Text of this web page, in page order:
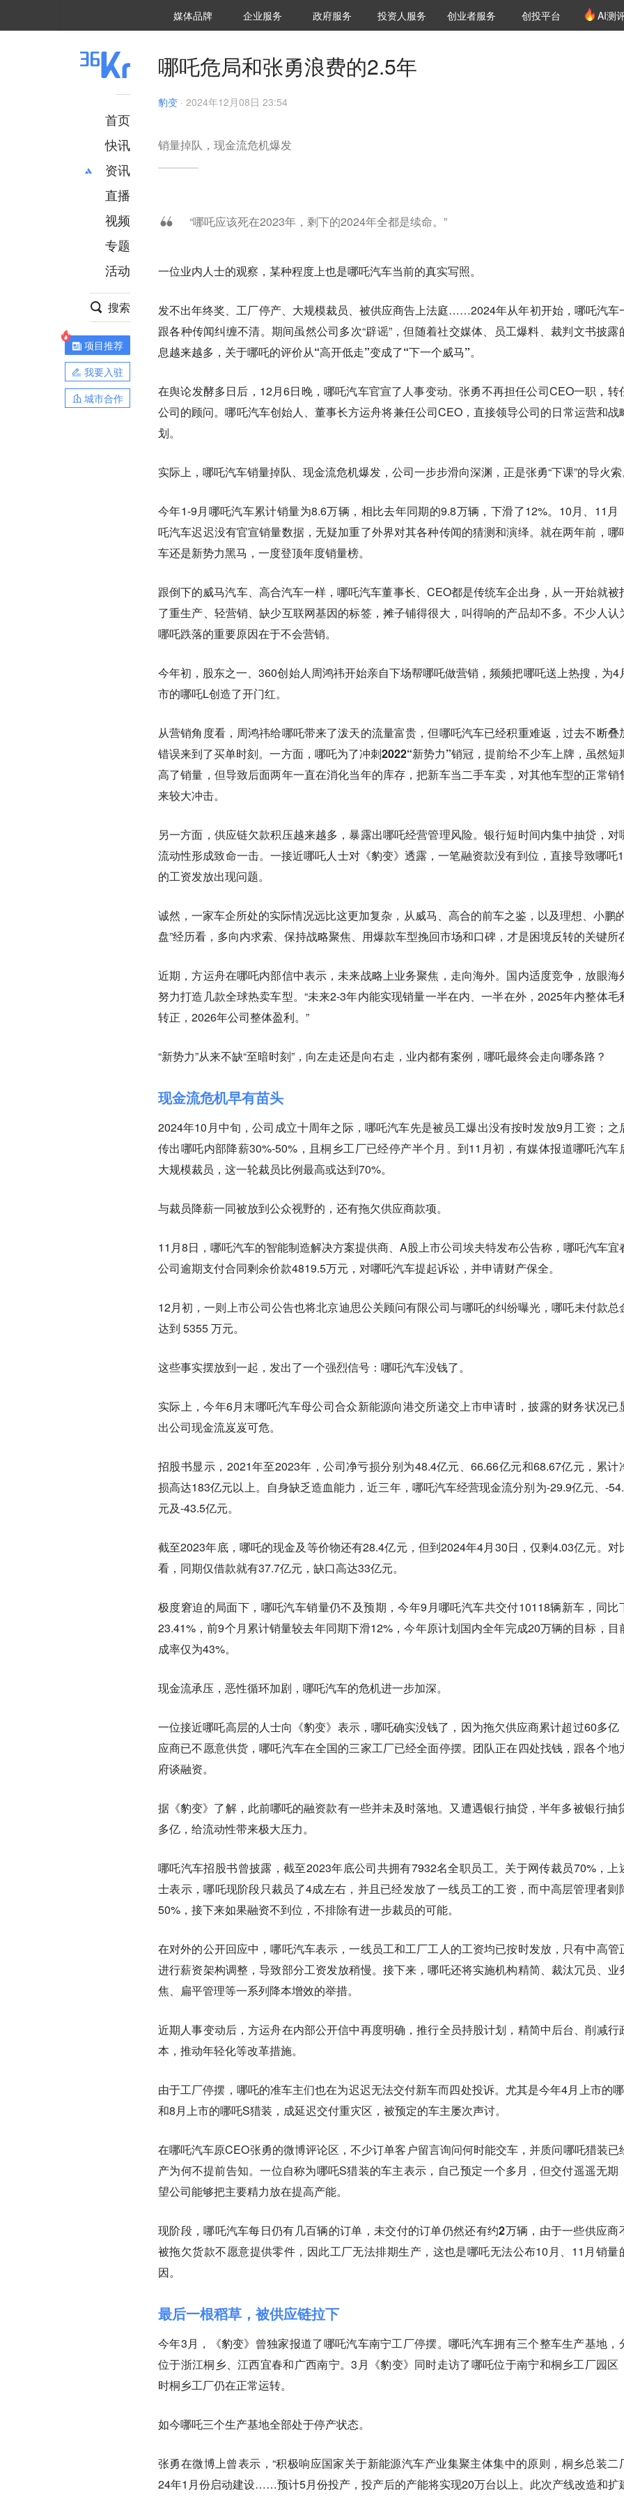
媒体品牌 36Kr研究院
企业服务 城市之窗
政府服务 VClub投资机构库
投资机构职位推介
投资人服务 创投氪堂
创业者服务 创投平台 AI测
首页
快讯
资讯
推荐
财经
项目推荐
安徽
直播
视频
专题
活动
搜索
项目推荐
我要入驻
城市合作
哪吒危局和张勇浪费的2.5年
豹变 · 2024年12月08日 23:54
销量掉队，现金流危机爆发
“哪吒应该死在2023年，剩下的2024年全都是续命。”‍
一位业内人士的观察，某种程度上也是哪吒汽车当前的真实写照。
发不出年终奖、工厂停产、大规模裁员、被供应商告上法庭……2024年从年初开始，哪吒汽车
跟各种传闻纠缠不清。期间虽然公司多次“辟谣”，但随着社交媒体、员工爆料、裁判文书披露
息越来越多， 关于哪吒的评价从“高开低走”变成了“下一个威马”。
在舆论发酵多日后，12月6日晚，哪吒汽车官宣了人事变动。张勇不再担任公司CEO一职，转
公司的顾问。哪吒汽车创始人、董事长方运舟将兼任公司CEO，直接领导公司的日常运营和战
划。
实际上， 哪吒汽车销量掉队、现金流危机爆发， 公司一步步滑向深渊，正是张勇“下课”的导火索
今年1-9月哪吒汽车累计销量为8.6万辆，相比去年同期的9.8万辆，下滑了12%。10月、11月
吒汽车迟迟没有官宣销量数据，无疑加重了外界对其各种传闻的猜测和演绎。就在两年前，哪
车还是新势力黑马，一度登顶年度销量榜。
跟倒下的威马汽车、高合汽车一样，哪吒汽车董事长、CEO都是传统车企出身，从一开始就被
了重生产、轻营销、缺少互联网基因的标签，摊子铺得很大，叫得响的产品却不多。不少人认
哪吒跌落的重要原因在于不会营销。
今年初，股东之一、360创始人周鸿祎开始亲自下场帮哪吒做营销，频频把哪吒送上热搜，为4
市的哪吒L创造了开门红。
从营销角度看，周鸿祎给哪吒带来了泼天的流量富贵，但哪吒汽车已经积重难返，过去不断叠
错误来到了买单时刻。一方面， 哪吒为了冲刺2022“新势力”销冠，提前给不少车上牌，虽然短
高了销量，但导致后面两年一直在消化当年的库存 ，把新车当二手车卖，对其他车型的正常销
来较大冲击。
另一方面， 供应链欠款积压越来越多，暴露出哪吒经营管理风险。银行短时间内集中抽贷，对
流动性形成致命一击。一接近哪吒人士对《豹变》透露，一笔融资款没有到位，直接导致哪吒
的工资发放出现问题。
诚然，一家车企所处的实际情况远比这更加复杂，从威马、高合的前车之鉴，以及理想、小鹏
盘”经历看，多向内求索、保持战略聚焦、用爆款车型挽回市场和口碑，才是困境反转的关键所
近期，方运舟在哪吒内部信中表示，未来战略上业务聚焦，走向海外。国内适度竞争，放眼海
努力打造几款全球热卖车型。“未来2-3年内能实现销量一半在内、一半在外，2025年内整体毛
转正，2026年公司整体盈利。”
“新势力”从来不缺“至暗时刻”，向左走还是向右走，业内都有案例，哪吒最终会走向哪条路？
现金流危机早有苗头
2024年10月中旬，公司成立十周年之际，哪吒汽车先是被员工爆出没有按时发放9月工资；之
传出哪吒内部降薪30%-50%，且桐乡工厂已经停产半个月。到11月初，有媒体报道哪吒汽车
大规模裁员，这一轮裁员比例最高或达到70%。‍
与裁员降薪一同被放到公众视野的，还有拖欠供应商款项。
11月8日，哪吒汽车的智能制造解决方案提供商、A股上市公司埃夫特发布公告称，哪吒汽车宜
公司逾期支付合同剩余价款4819.5万元，对哪吒汽车提起诉讼，并申请财产保全。
12月初，一则上市公司公告也将北京迪思公关顾问有限公司与哪吒的纠纷曝光，哪吒未付款总
达到 5355 万元。
这些事实摆放到一起，发出了一个强烈信号： 哪吒汽车没钱了。
实际上，今年6月末哪吒汽车母公司合众新能源向港交所递交上市申请时，披露的财务状况已
出公司现金流岌岌可危。
招股书显示，2021年至2023年，公司净亏损分别为48.4亿元、66.66亿元和68.67亿元，累计
损高达183亿元以上。自身缺乏造血能力，近三年，哪吒汽车经营现金流分别为-29.9亿元、-
元及-43.5亿元。
截至2023年底，哪吒的现金及等价物还有28.4亿元，但到2024年4月30日，仅剩4.03亿元。对
看，同期仅借款就有37.7亿元，缺口高达33亿元。
极度窘迫的局面下，哪吒汽车销量仍不及预期，今年9月哪吒汽车共交付10118辆新车，同比
23.41%，前9个月累计销量较去年同期下滑12%，今年原计划国内全年完成20万辆的目标，目
成率仅为43%。
现金流承压，恶性循环加剧，哪吒汽车的危机进一步加深。
一位接近哪吒高层的人士向《豹变》表示，哪吒确实没钱了，因为拖欠供应商累计超过60多亿
应商已不愿意供货，哪吒汽车在全国的三家工厂已经全面停摆。团队正在四处找钱，跟各个地
府谈融资。
据《豹变》了解，此前哪吒的融资款有一些并未及时落地。又遭遇银行抽贷，半年多被银行抽
多亿，给流动性带来极大压力。
哪吒汽车招股书曾披露，截至2023年底公司共拥有7932名全职员工。关于网传裁员70%，上
士表示，哪吒现阶段只裁员了4成左右，并且已经发放了一线员工的工资，而中高层管理者则
50%，接下来如果融资不到位，不排除有进一步裁员的可能。
在对外的公开回应中，哪吒汽车表示，一线员工和工厂工人的工资均已按时发放，只有中高管
进行薪资架构调整，导致部分工资发放稍慢。接下来，哪吒还将实施机构精简、裁汰冗员、业
焦、扁平管理等一系列降本增效的举措。
近期人事变动后，方运舟在内部公开信中再度明确，推行全员持股计划，精简中后台、削减行
本，推动年轻化等改革措施。
由于工厂停摆，哪吒的准车主们也在为迟迟无法交付新车而四处投诉。尤其是今年4月上市的
和8月上市的哪吒S猎装，成延迟交付重灾区，被预定的车主屡次声讨。
在哪吒汽车原CEO张勇的微博评论区，不少订单客户留言询问何时能交车，并质问哪吒猎装已
产为何不提前告知。一位自称为哪吒S猎装的车主表示，自己预定一个多月，但交付遥遥无期
望公司能够把主要精力放在提高产能。
现阶段，哪吒汽车每日仍有几百辆的订单， 未交付的订单仍然还有约2万辆，由于一些供应商
被拖欠货款不愿意提供零件，因此工厂无法排期生产 ，这也是哪吒无法公布10月、11月销量
因。
最后一根稻草，被供应链拉下
今年3月，《豹变》曾独家报道了哪吒汽车南宁工厂停摆。哪吒汽车拥有三个整车生产基地，
位于浙江桐乡、江西宜春和广西南宁。3月《豹变》同时走访了哪吒位于南宁和桐乡工厂园区
时桐乡工厂仍在正常运转。
如今哪吒三个生产基地全部处于停产状态。
张勇在微博上曾表示，“积极响应国家关于新能源汽车产业集聚主体集中的原则，桐乡总装二
24年1月份启动建设……预计5月份投产，投产后的产能将实现20万台以上。此次产线改造和扩